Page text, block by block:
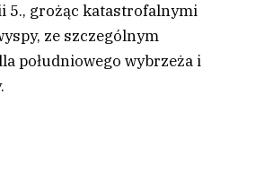
5., grożąc katastrofalnymi
ze szczególnym
południowego wybrzeża i